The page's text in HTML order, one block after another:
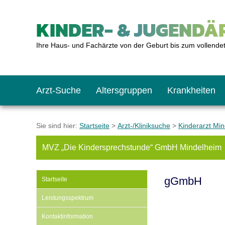
KINDER- &
Ihre Haus- und Fachärzte von der Geburt bis zum
Arzt-Suche Altersgruppen
Das erste Jahr
Schulkinder
Krankheiten
Baby: U1 bis U6
Schulkind: U10 bis
Impfkalender
Was muss man
Notrufnummern
Hausapotheke
Notdienste
Gesundheitsämter
BMI-Rechner
Blutdruckrechner
Sie sind hier: Startseite > Arzt-/Kliniksuche > Kinderarzt
MVZ „Die Kindersprechstunde“ GmbH Mindelheim
Startseite
Leistungsspektrum
Kontaktinformation
gGmbH